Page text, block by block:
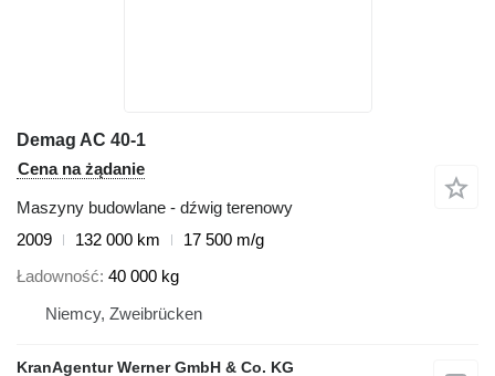
Demag AC 40-1
Cena na żądanie
Maszyny budowlane - dźwig terenowy
2009
132 000 km
17 500 m/g
Ładowność 40 000 kg
Niemcy, Zweibrücken
KranAgentur Werner GmbH & Co. KG